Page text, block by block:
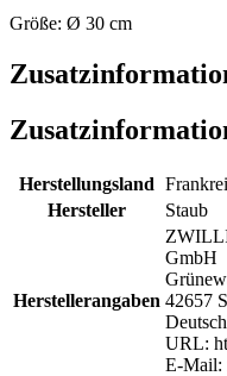
Größe: Ø 30 cm
Herstellungsland
Hersteller
Staub
Herstellerangaben
GmbH
42657
URL:
E-Mail: